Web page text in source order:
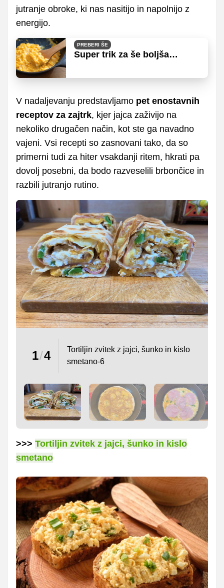
jutranje obroke, ki nas nasitijo in napolnijo z
energijo.
PREBERI ŠE
Super trik za še boljša
V nadaljevanju predstavljamo pet enostavnih
receptov za zajtrk, kjer jajca zaživijo na
nekoliko drugačen način, kot ste ga navadno
vajeni. Vsi recepti so zasnovani tako, da so
primerni tudi za hiter vsakdanji ritem, hkrati pa
dovolj posebni, da bodo razveselili brbončice in
razbili jutranjo rutino.
FOTO: osebni arhiv
1/4
Tortiljin zvitek z jajci, šunko in kislo
smetano-6
>>> Tortiljin zvitek z jajci, šunko in kislo
smetano